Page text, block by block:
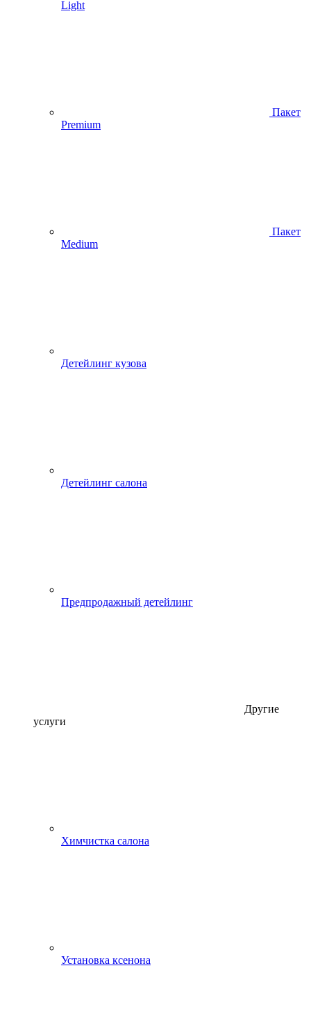
Light
Пакет
Premium
Пакет
Medium
Детейлинг кузова
Детейлинг салона
Предпродажный детейлинг
Другие
услуги
Химчистка салона
Установка ксенона